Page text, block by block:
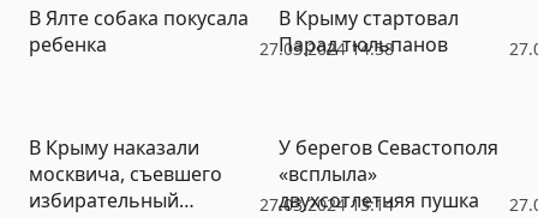
27.03.2024 14:58
В Ялте собака покусала
ребенка
В Крыму стартовал
Парад тюльпанов
27.03.2024 13:14
В Крыму наказали
москвича, съевшего
избирательный
У берегов Севастополя
«всплыла»
двухсотлетняя пушка